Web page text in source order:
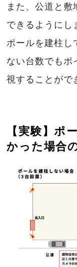
また、公道と敷
できるようにし
ポールを建柱し
ない台数でもポ
視することがで
【実験】ポ
かった場合